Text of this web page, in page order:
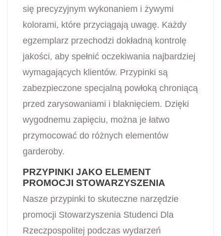
się precyzyjnym wykonaniem i żywymi
kolorami, które przyciągają uwagę. Każdy
egzemplarz przechodzi dokładną kontrolę
jakości, aby spełnić oczekiwania najbardziej
wymagających klientów. Przypinki są
zabezpieczone specjalną powłoką chroniącą
przed zarysowaniami i blaknięciem. Dzięki
wygodnemu zapięciu, można je łatwo
przymocować do różnych elementów
garderoby.
PRZYPINKI JAKO ELEMENT
PROMOCJI STOWARZYSZENIA
Nasze przypinki to skuteczne narzędzie
promocji Stowarzyszenia Studenci Dla
Rzeczpospolitej podczas wydarzeń